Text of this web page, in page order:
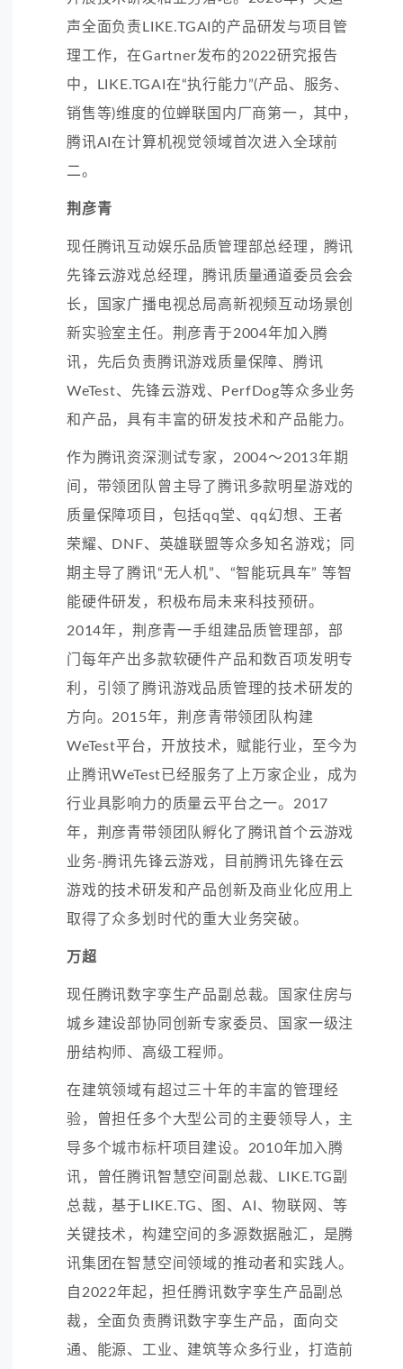
声全面负责LIKE.TGAI的产品研发与项目管
理工作，在Gartner发布的2022研究报告
中，LIKE.TGAI在“执行能力”(产品、服务、
销售等)维度的位蝉联国内厂商第一，其中，
腾讯AI在计算机视觉领域首次进入全球前
二。
荆彦青
现任腾讯互动娱乐品质管理部总经理，腾讯
先锋云游戏总经理，腾讯质量通道委员会会
长，国家广播电视总局高新视频互动场景创
新实验室主任。荆彦青于2004年加入腾
讯，先后负责腾讯游戏质量保障、腾讯
WeTest、先锋云游戏、PerfDog等众多业务
和产品，具有丰富的研发技术和产品能力。
作为腾讯资深测试专家，2004～2013年期
间，带领团队曾主导了腾讯多款明星游戏的
质量保障项目，包括qq堂、qq幻想、王者
荣耀、DNF、英雄联盟等众多知名游戏；同
期主导了腾讯“无人机”、“智能玩具车” 等智
能硬件研发，积极布局未来科技预研。
2014年，荆彦青一手组建品质管理部，部
门每年产出多款软硬件产品和数百项发明专
利，引领了腾讯游戏品质管理的技术研发的
方向。2015年，荆彦青带领团队构建
WeTest平台，开放技术，赋能行业，至今为
止腾讯WeTest已经服务了上万家企业，成为
行业具影响力的质量云平台之一。2017
年，荆彦青带领团队孵化了腾讯首个云游戏
业务-腾讯先锋云游戏，目前腾讯先锋在云
游戏的技术研发和产品创新及商业化应用上
取得了众多划时代的重大业务突破。
万超
现任腾讯数字孪生产品副总裁。国家住房与
城乡建设部协同创新专家委员、国家一级注
册结构师、高级工程师。
在建筑领域有超过三十年的丰富的管理经
验，曾担任多个大型公司的主要领导人，主
导多个城市标杆项目建设。2010年加入腾
讯，曾任腾讯智慧空间副总裁、LIKE.TG副
总裁，基于LIKE.TG、图、AI、物联网 、等
关键技术，构建空间的多源数据融汇，是腾
讯集团在智慧空间领域的推动者和实践人。
自2022年起，担任腾讯数字孪生产品副总
裁，全面负责腾讯数字孪生产品，面向交
通、能源、工业、建筑等众多行业，打造前